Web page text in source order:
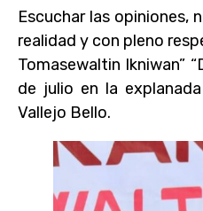
Escuchar las opiniones,
realidad y con pleno
Tomasewaltin Ikniwan”
de julio en la
Vallejo Bello.